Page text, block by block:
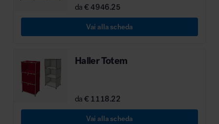
da€ 4946.25
Vai alla scheda
Haller Totem
da€ 1118.22
Vai alla scheda